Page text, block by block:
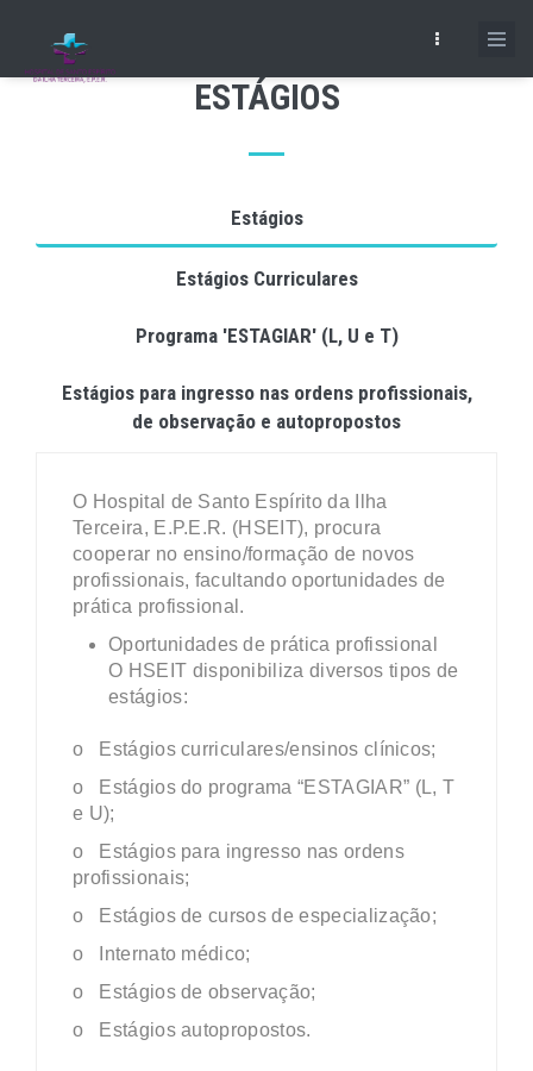
main
ESTÁGIOS
Estágios
Estágios Curriculares
Programa 'ESTAGIAR' (L, U e T)
Estágios para ingresso nas ordens profissionais,
de observação e autopropostos
O Hospital de Santo Espírito da Ilha
Terceira, E.P.E.R. (HSEIT), procura
cooperar no ensino/formação de novos
profissionais, facultando oportunidades de
prática profissional.
Oportunidades de prática profissional
O HSEIT disponibiliza diversos tipos de
estágios:
o
Estágios curriculares/ensinos clínicos;
o
Estágios do programa “ESTAGIAR” (L, T
e U);
o
Estágios para ingresso nas ordens
profissionais;
o
Estágios de cursos de especialização;
o
Internato médico;
o
Estágios de observação;
o
Estágios autopropostos.